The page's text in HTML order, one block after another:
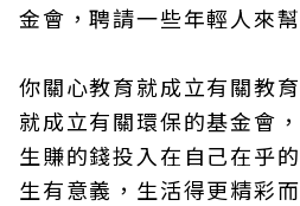
金會，聘請一些年輕人來
你關心教育就成立有關教
就成立有關環保的基金會
生賺的錢投入在自己在乎
生有意義，生活得更精彩